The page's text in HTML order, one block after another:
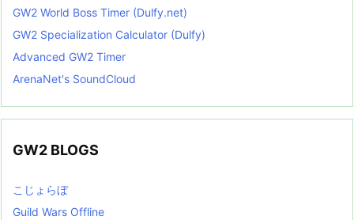
GW2 World Boss Timer (Dulfy.net)
GW2 Specialization Calculator (Dulfy)
Advanced GW2 Timer
ArenaNet's SoundCloud
GW2 BLOGS
こじょらぼ
Guild Wars Offline